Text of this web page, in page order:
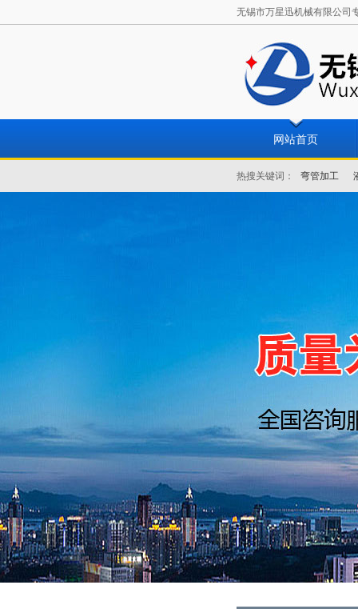
无锡市万星迅机械有限公司
网站首页
热搜关键词： 弯管加工